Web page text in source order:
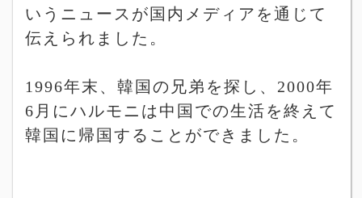
いうニュースが国内メディアを通じて
伝えられました。
1996年末、韓国の兄弟を探し、 2000年
6 月にハルモニは中国での生活を終えて
韓国に帰国することができました。